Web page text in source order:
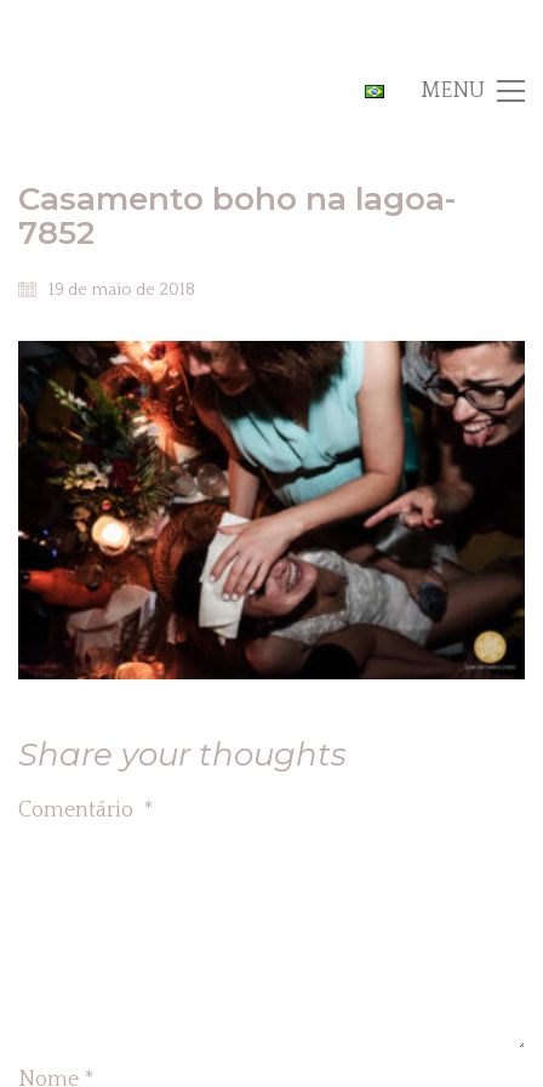
MENU
Casamento boho na lagoa-
7852
19 de maio de 2018
Share your thoughts
Comentário *
Nome *